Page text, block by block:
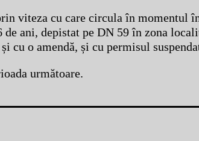
viteza cu care circula în momentul
de ani, depistat pe DN 59 în zona
cu o amendă, și cu permisul
următoare.